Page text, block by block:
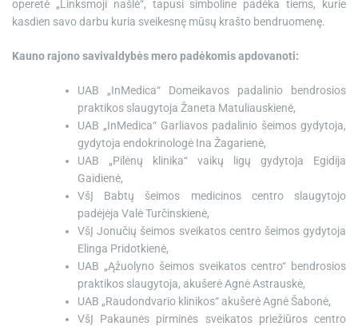
operetė „Linksmoji našlė“, tapusi simboline padėka tiems, kurie
kasdien savo darbu kuria sveikesnę mūsų krašto bendruomenę.
Kauno rajono savivaldybės mero padėkomis apdovanoti:
UAB „InMedica“ Domeikavos padalinio bendrosios
praktikos slaugytoja Žaneta Matuliauskienė,
UAB „InMedica“ Garliavos padalinio šeimos gydytoja,
gydytoja endokrinologė Ina Žagarienė,
UAB „Pilėnų klinika“ vaikų ligų gydytoja Egidija
Gaidienė,
VšĮ Babtų šeimos medicinos centro slaugytojo
padėjėja Valė Turčinskienė,
VšĮ Jonučių šeimos sveikatos centro šeimos gydytoja
Elinga Pridotkienė,
UAB „Ąžuolyno šeimos sveikatos centro“ bendrosios
praktikos slaugytoja, akušerė Agnė Astrauskė,
UAB „Raudondvario klinikos“ akušerė Agnė Šabonė,
VšĮ Pakaunės pirminės sveikatos priežiūros centro